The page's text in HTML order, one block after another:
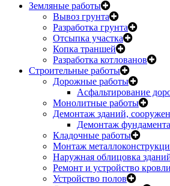
Земляные работы
Вывоз грунта
Разработка грунта
Отсыпка участка
Копка траншей
Разработка котлованов
Строительные работы
Дорожные работы
Асфальтирование
Монолитные работы
Демонтаж зданий,
Демонтаж фундамента
Кладочные работы
Монтаж
Наружная облицовка
Ремонт и устройство кровли
Устройство полов